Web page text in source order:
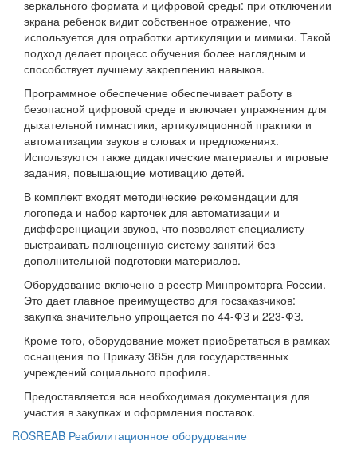
зеркального формата и цифровой среды: при отключении
экрана ребенок видит собственное отражение, что
используется для отработки артикуляции и мимики. Такой
подход делает процесс обучения более наглядным и
способствует лучшему закреплению навыков.
Программное обеспечение обеспечивает работу в
безопасной цифровой среде и включает упражнения для
дыхательной гимнастики, артикуляционной практики и
автоматизации звуков в словах и предложениях.
Используются также дидактические материалы и игровые
задания, повышающие мотивацию детей.
В комплект входят методические рекомендации для
логопеда и набор карточек для автоматизации и
дифференциации звуков, что позволяет специалисту
выстраивать полноценную систему занятий без
дополнительной подготовки материалов.
Оборудование включено в реестр Минпромторга России.
Это дает главное преимущество для госзаказчиков:
закупка значительно упрощается по 44-ФЗ и 223-ФЗ.
Кроме того, оборудование может приобретаться в рамках
оснащения по Приказу 385н для государственных
учреждений социального профиля.
Предоставляется вся необходимая документация для
участия в закупках и оформления поставок.
ROSREAB Реабилитационное оборудование